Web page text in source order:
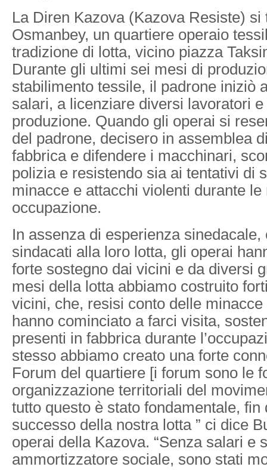
La Diren Kazova (Kazova Resiste) si
Osmanbey, un quartiere operaio
tradizione di lotta, vicino piazza
Durante gli ultimi sei mesi di
stabilimento tessile, il padrone iniziò
salari, a licenziare diversi lavoratori
produzione. Quando gli operai si
del padrone, decisero in assemblea
fabbrica e difendere i macchinari,
polizia e resistendo sia ai tentativi di
minacce e attacchi violenti durante le
occupazione.
In assenza di esperienza sinedacale,
sindacati alla loro lotta, gli operai
forte sostegno dai vicini e da diversi
mesi della lotta abbiamo costruito
vicini, che, resisi conto delle
hanno cominciato a farci visita,
presenti in fabbrica durante
stesso abbiamo creato una forte
Forum del quartiere [i forum sono le
organizzazione territoriali del
tutto questo è stato fondamentale, fin
successo della nostra lotta ” ci dice
operai della Kazova. “Senza salari e
ammortizzatore sociale, sono stati